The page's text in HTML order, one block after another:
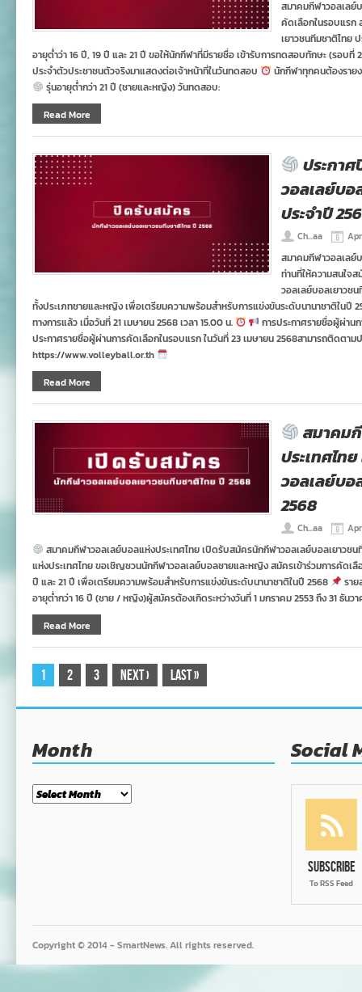
สมาคมกีฬาวอลเลย์
คัดเลือกในรอบแรก
เยาวชนทีมชาติไทย
อายุต่ำว่า 16 ปี, 19 ปี และ 21 ปี ขอให้นักกีฬาที่มีรายชื่อ เข้ารับการทดสอบทักษะ (รอบ
ประจำตัวประชาชนตัวจริงมาแสดงต่อเจ้าหน้าที่ในวันทดสอบ
นักกีฬาทุกคนต้องราย
รุ่นอายุต่ำกว่า 21 ปี (ชายและหญิง) วันทดสอบ:
Read More
ประกา
วอลเลย์บอ
ประจำปี
Ch...aa
สมาคมกีฬาวอลเล
ท่านที่ให้ความสนใจ
วอลเลย์บอลเยาวชน
ทั้งประเภทชายและหญิง เพื่อเตรียมความพร้อมสำหรับการแข่งขันระดับนานาชาติใน
ทางการแล้ว เมื่อวันที่ 21 เมษายน 2568 เวลา 15.00 น.
การประกาศรายชื่อผู้ผ่าน
ประกาศรายชื่อผู้ผ่านการคัดเลือกในรอบแรก ในวันที่ 23 เมษายน 2568สามารถติดตาม
https://www.volleyball.or.th​
Read More
สมาคม
ประเทศไท
วอลเลย์บอ
2568
Ch...aa
สมาคมกีฬาวอลเลย์บอลแห่งประเทศไทย เปิดรับสมัครนักกีฬาวอลเลย์บอลเยาวช
แห่งประเทศไทย ขอเชิญชวนนักกีฬาวอลเลย์บอลชายและหญิง สมัครเข้าร่วมการคัดเลื
ปี และ 21 ปี เพื่อเตรียมความพร้อมสำหรับการแข่งขันระดับนานาชาติในปี 2568
รา
อายุต่ำกว่า 16 ปี (ชาย / หญิง)ผู้สมัครต้องเกิดระหว่างวันที่ 1 มกราคม 2553 ถึง 31 ธันว
Read More
1 2 3 Next› Last»
Month
Month
Social
Subscribe
To RSS Feed
Copyright © 2014 - SmartNews. All rights reserved.